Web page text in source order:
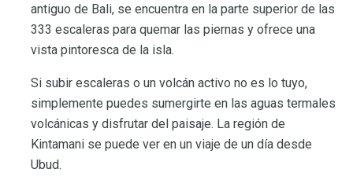
antiguo de Bali, se encuentra en la parte superior de las
333 escaleras para quemar las piernas y ofrece una
vista pintoresca de la isla.
Si subir escaleras o un volcán activo no es lo tuyo,
simplemente puedes sumergirte en las aguas termales
volcánicas y disfrutar del paisaje. La región de
Kintamani se puede ver en un viaje de un día desde
Ubud.